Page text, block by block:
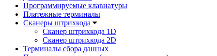
Программируемые клавиатуры
Платежные терминалы
Сканеры штрихкода
Сканер штрихкода 1D
Сканер штрихкода 2D
Терминалы сбора данных